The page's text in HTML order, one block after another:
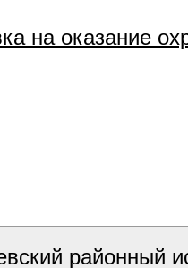
на оказание
районный